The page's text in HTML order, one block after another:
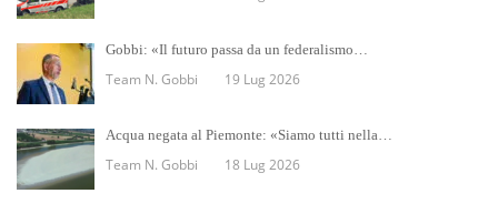
Gobbi: «Il futuro passa da un federalismo…
Team N. Gobbi 19 Lug 2026
Acqua negata al Piemonte: «Siamo tutti nella…
Team N. Gobbi 18 Lug 2026